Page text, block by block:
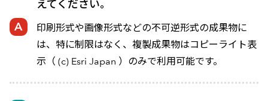
えてください。
印刷形式や画像形式などの不可逆形式の成果物に
は、特に制限はなく、複製成果物はコピーライト表
示（ (c) Esri Japan ）のみで利用可能です。